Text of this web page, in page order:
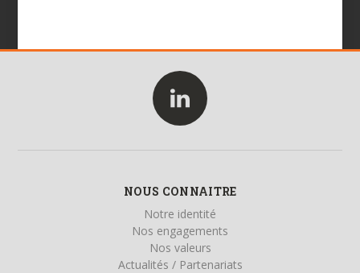
NOUS CONNAITRE
Notre identité
Nos engagements
Nos valeurs
Actualités / Partenariats